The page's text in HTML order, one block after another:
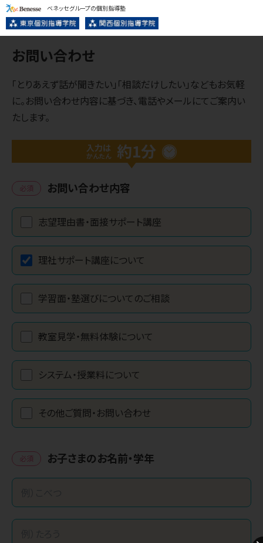
ベネッセグループの個別指導塾
お問い合わせ
「とりあえず話が聞きたい」「相談だけしたい」などもお気軽
に。お問い合わせ内容に基づき、電話やメールにてご案内い
たします。
入力は
かんたん 約1分
必須 お問い合わせ内容
志望理由書・面接サポート講座
理社サポート講座について
学習面・塾選びについてのご相談
教室見学・無料体験について
システム・授業料について
その他ご質問・お問い合わせ
必須 お子さまのお名前・学年